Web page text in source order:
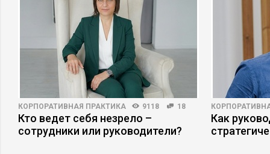
КОРПОРАТИВНАЯ ПРАКТИКА 9118 18
Кто ведет себя незрело –
сотрудники или руководители?
Как